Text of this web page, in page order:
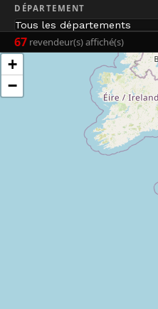
DÉPARTEMENT
67 revendeur(s) affiché(s)
+
−